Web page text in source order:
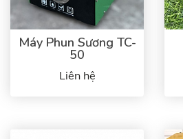
Máy Phun Sương TC-
50
Liên hệ